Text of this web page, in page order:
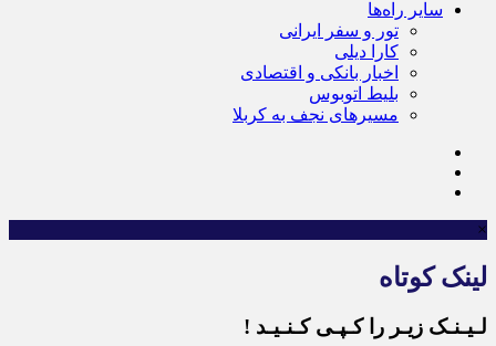
سایر راه‌ها
تور و سفر ایرانی
کارا دیلی
اخبار بانکی و اقتصادی
بلیط اتوبوس
مسیرهای نجف به کربلا
×
لینک کوتاه
لـیـنـک زیـر را کـپـی کـنـیـد !